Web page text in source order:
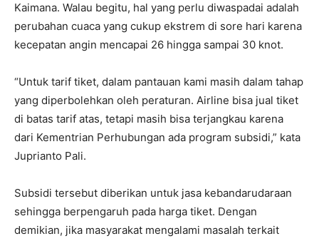
Kaimana. Walau begitu, hal yang perlu diwaspadai adalah
perubahan cuaca yang cukup ekstrem di sore hari karena
kecepatan angin mencapai 26 hingga sampai 30 knot.
“Untuk tarif tiket, dalam pantauan kami masih dalam tahap
yang diperbolehkan oleh peraturan. Airline bisa jual tiket
di batas tarif atas, tetapi masih bisa terjangkau karena
dari Kementrian Perhubungan ada program subsidi,” kata
Juprianto Pali.
Subsidi tersebut diberikan untuk jasa kebandarudaraan
sehingga berpengaruh pada harga tiket. Dengan
demikian, jika masyarakat mengalami masalah terkait